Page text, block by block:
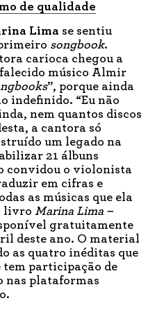
de qualidade
Lima se sentiu
songbook.
carioca chegou a
músico Almir
”, porque ainda
indefinido. “Eu não
nem quantos discos
a cantora só
um legado na
21 álbuns
convidou o violonista
em cifras e
as músicas que ela
livro Marina Lima –
gratuitamente
deste ano. O material
as quatro inéditas que
tem participação de
nas plataformas